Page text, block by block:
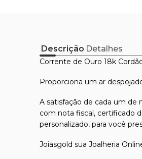
Descrição Detalhes
Corrente de Ouro 18k
Proporciona um ar
A satisfação de cada um de
com nota fiscal, certificado
personalizado, para você
Joiasgold sua Joalheria